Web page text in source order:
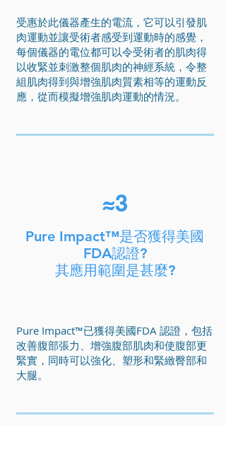
受惠於此儀器產生的電流，它可以引發肌
肉運動並讓受術者感受到運動時的感覺，
每個儀器的電位都可以令受術者的肌肉得
以收緊並刺激整個肌肉的神經系統，令整
組肌肉得到與增強肌肉質素相等的運動反
應，從而模擬增強肌肉運動的情況。
≈3
Pure Impact™是否獲得美國
FDA認證?
其應用範圍是甚麼?
Pure Impact™已獲得美國FDA 認證，包括
改善腹部張力、增強腹部肌肉和使腹部更
緊實，同時可以強化、塑形和緊緻臀部和
大腿。